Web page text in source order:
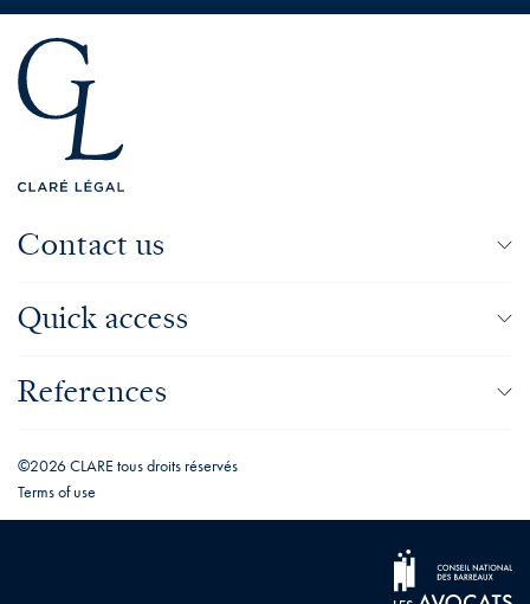
Contact us
Quick access
References
©2026 CLARE tous droits réservés
Terms of use